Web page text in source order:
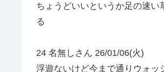
ちょうどいいというか足の速
る
24 名無しさん 26/01/06(火)
浮遊ないけど今まで通りウォッ